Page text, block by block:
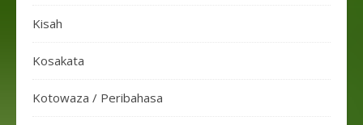
Kisah
Kosakata
Kotowaza / Peribahasa